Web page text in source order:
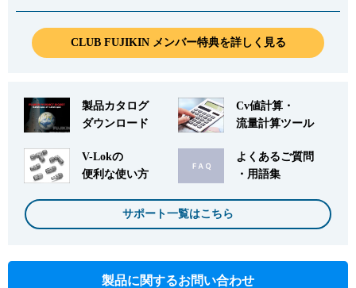
CLUB FUJIKIN メンバー特典を詳しく見る
製品カタログ
ダウンロード
Cv値計算・
流量計算ツール
V-Lokの
便利な使い方
よくあるご質問
・用語集
サポート一覧はこちら
製品に関するお問い合わせ